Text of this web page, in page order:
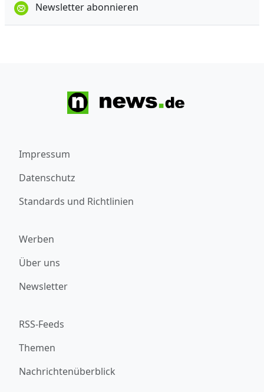
Newsletter abonnieren
Impressum
Datenschutz
Standards und Richtlinien
Werben
Über uns
Newsletter
RSS-Feeds
Themen
Nachrichtenüberblick